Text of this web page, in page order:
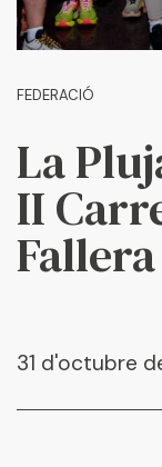
FEDERACIÓ
La
II
Fallera
31 d'octubre